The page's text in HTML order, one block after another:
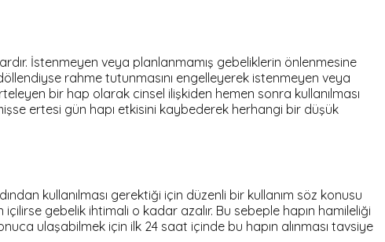
İstenmeyen veya planlanmamış gebeliklerin önlenmesine
rahme tutunmasını engelleyerek istenmeyen veya
bir hap olarak cinsel ilişkiden hemen sonra kullanılması
ertesi gün hapı etkisini kaybederek herhangi bir düşük
kullanılması gerektiği için düzenli bir kullanım söz konusu
gebelik ihtimali o kadar azalır. Bu sebeple hapın hamileliği
ulaşabilmek için ilk 24 saat içinde bu hapın alınması tavsiye